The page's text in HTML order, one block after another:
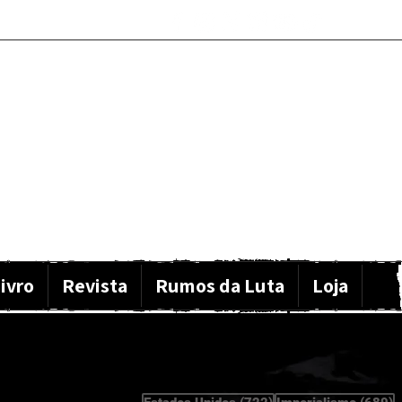
Revista Rumos da Luta Loja